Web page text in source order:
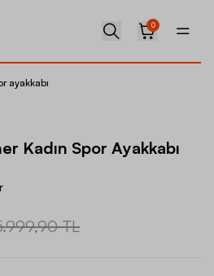
0
ayakkabı
Kadın Spor Ayakkabı
TL